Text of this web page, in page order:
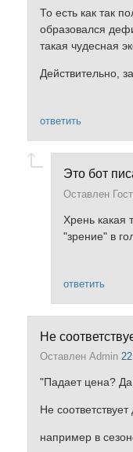
То есть как так
образовался
такая чудесная
Действительно,
ответить
Это бот
Оставлен
Хрень какая
"зрение" в
ответить
Не
Оставлен Admin
"Падает цена?
Не соответствует
например в